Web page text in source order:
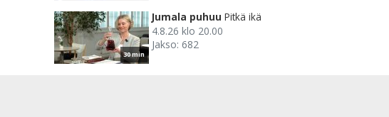
30 min
Jumala puhuu Pitkä ikä
4.8.26 klo 20.00
Jakso: 682